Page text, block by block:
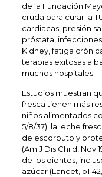
de la Fundación
cruda para curar la
cardiacas, presión
próstata,
Kidney, fatiga
terapias exitosas a
muchos hospitales.
Estudios muestran
fresca tienen más
niños alimentados
5/8/37); la leche
de escorbuto y
(Am J Dis Child, Nov
de los dientes,
azúcar (Lancet,